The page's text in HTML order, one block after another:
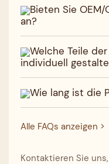
Bieten Sie
an?
Welche Teile
individuell
Wie lang ist die
Alle FAQs anzeigen >
Kontaktieren Sie